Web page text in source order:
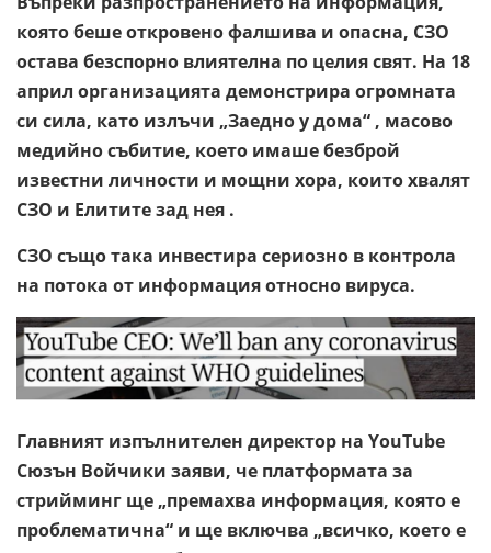
която беше откровено фалшива и опасна, СЗО
остава безспорно влиятелна по целия свят. На 18
април организацията демонстрира огромната
си сила, като излъчи „Заедно у дома“ , масово
медийно събитие, което имаше безброй
известни личности и мощни хора, които хвалят
СЗО и Елитите зад нея .
СЗО също така инвестира сериозно в контрола
на потока от информация относно вируса.
Главният изпълнителен директор на YouTube
Сюзън Войчики заяви, че платформата за
стрийминг ще „премахва информация, която е
проблематична“ и ще включва „всичко, което е